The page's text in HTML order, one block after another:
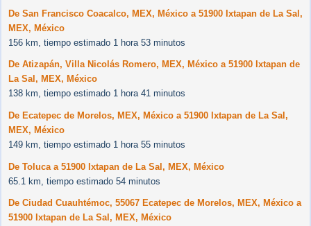
De San Francisco Coacalco, MEX, México a 51900 Ixtapan de La Sal,
MEX, México
156 km, tiempo estimado 1 hora 53 minutos
De Atizapán, Villa Nicolás Romero, MEX, México a 51900 Ixtapan de
La Sal, MEX, México
138 km, tiempo estimado 1 hora 41 minutos
De Ecatepec de Morelos, MEX, México a 51900 Ixtapan de La Sal,
MEX, México
149 km, tiempo estimado 1 hora 55 minutos
De Toluca a 51900 Ixtapan de La Sal, MEX, México
65.1 km, tiempo estimado 54 minutos
De Ciudad Cuauhtémoc, 55067 Ecatepec de Morelos, MEX, México a
51900 Ixtapan de La Sal, MEX, México